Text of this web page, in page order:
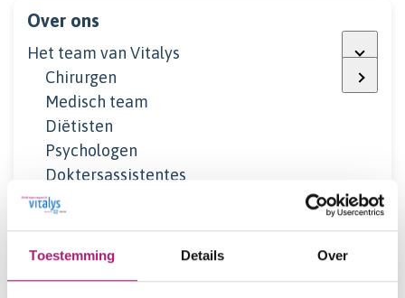
Toestemming Details Over
Over ons
Het team van Vitalys
Chirurgen
Medisch team
Diëtisten
Psychologen
Doktersassistentes
Planners
Team Vitalys Hoogeveen